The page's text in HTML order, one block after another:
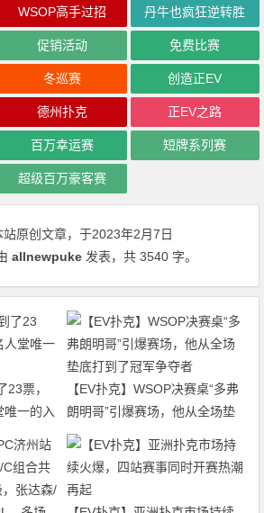
WSOP高手过招 丹牛也疯狂逆转胜
促销活动 免费比赛
冬巡赛 创造正EV
德州扑克 正EV之路
百万幸运赛 短牌系列赛
超级百万豪客赛
站原创文章，于2023年2月7日
allnewpuke 发表，共 3540 字。
23票，
唯一的入
【EV扑克】WSOP决赛桌“多弗
朗明哥”引爆赛场，他从全场垫
底打到了冠军争夺者